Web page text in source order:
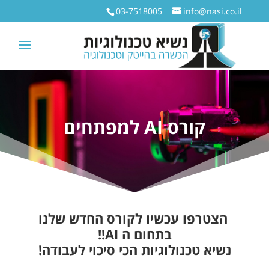
03-7518005 info@nasi.co.il
קורס AI למפתחים
הצטרפו עכשיו לקורס החדש שלנו
בתחום ה AI!!
נשיא טכנולוגיות הכי סיכוי לעבודה!